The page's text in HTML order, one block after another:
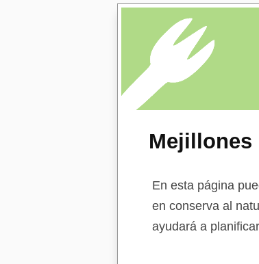
Mejillones
En esta página
en conserva al
ayudará a